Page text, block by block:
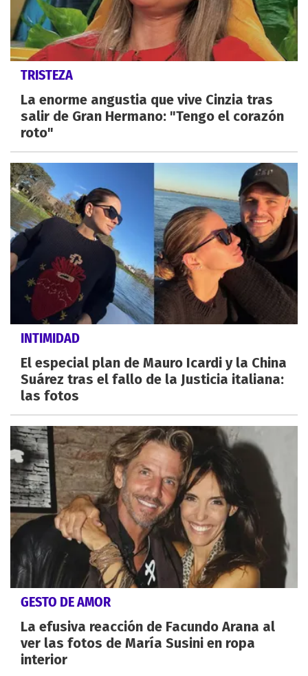
TRISTEZA
La enorme angustia que vive Cinzia tras
salir de Gran Hermano: "Tengo el corazón
roto"
INTIMIDAD
El especial plan de Mauro Icardi y la China
Suárez tras el fallo de la Justicia italiana:
las fotos
GESTO DE AMOR
La efusiva reacción de Facundo Arana al
ver las fotos de María Susini en ropa
interior